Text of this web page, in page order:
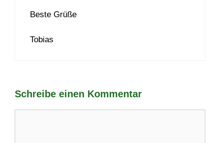
Beste Grüße
Tobias
Schreibe einen Kommentar